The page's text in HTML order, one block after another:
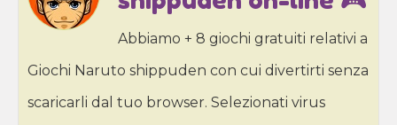
Abbiamo + 8 giochi gratuiti relativi a
Giochi Naruto shippuden con cui divertirti senza
scaricarli dal tuo browser. Selezionati virus